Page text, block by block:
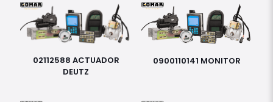
02112588 ACTUADOR
DEUTZ
0900110141 MONITOR